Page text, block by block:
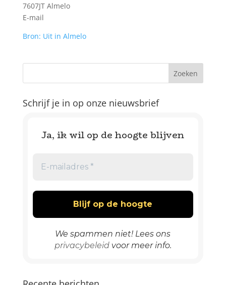
7607JT Almelo
E-mail
Bron: Uit in Almelo
Schrijf je in op onze nieuwsbrief
Ja, ik wil op de hoogte blijven
We spammen niet! Lees ons
privacybeleidvoor meer info.